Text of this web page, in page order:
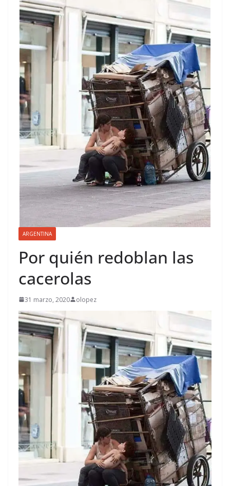
ARGENTINA
Por quién redoblan las
cacerolas
31 marzo, 2020 olopez